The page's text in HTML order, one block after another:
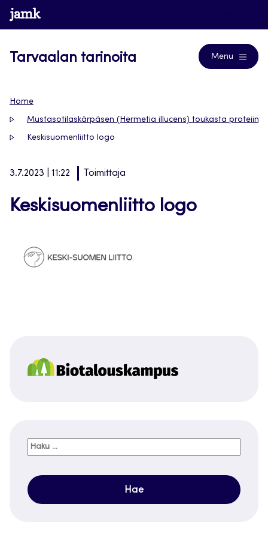
Siirry
suoraan
www.jamk.fi
Tarvaalan tarinoita Menu
Home
Mustasotilaskärpäsen (Hermetia illucens) toukasta
Keskisuomenliitto logo
3.7.2023 | 11:22 Toimittaja
Keskisuomenliitto logo
Haku: